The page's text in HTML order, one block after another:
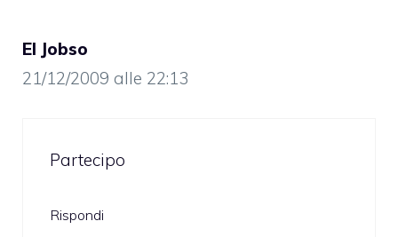
El Jobso
21/12/2009 alle 22:13
Partecipo
Rispondi